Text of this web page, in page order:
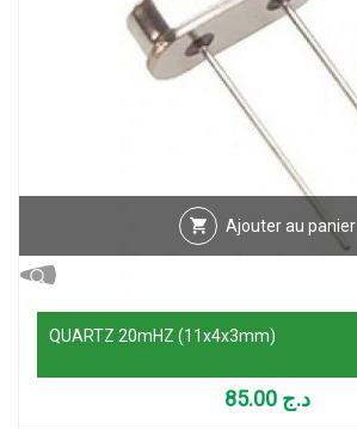
Ajouter au panier
QUARTZ 20mHZ (11x4x3mm)
د.ج